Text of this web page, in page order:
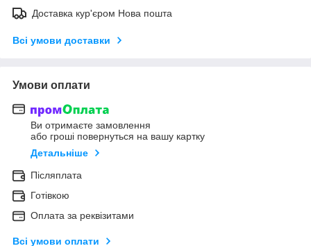
Доставка кур'єром Нова пошта
Всі умови доставки
Умови оплати
Ви отримаєте замовлення
або гроші повернуться на вашу картку
Детальніше
Післяплата
Готівкою
Оплата за реквізитами
Всі умови оплати